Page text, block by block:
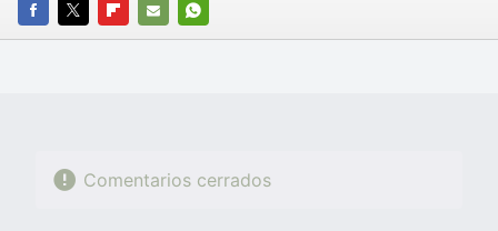
FACEBOOK
TWITTERFLIPBOARD
E-
WHATSAPP
Comentarios cerrados